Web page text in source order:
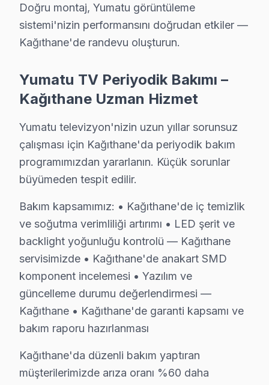
• Yazılım ve güncelleme durumu değerlendirmesi —
• Kağıthane'de garanti kapsamı ve bakım raporu
Kağıthane'da düzenli bakım yaptıran
Kağıthane Yumatu Servis Hizmeti – Yerinde
Kağıthane'de aniden arızalanan Yumatu televizyon
Kağıthane'de yerinde servis avantajları:
• Kağıthane'de yerinde teşhis ve anlık fiyat teklifi
• Kağıthane servisimizde parça onayınız olmadan
• Kağıthane'de sertifikalı teknisyen ile güvenli servis
• Kağıthane'de ek arıza çıkması halinde bilgilendirme
Kağıthane'da Yumatu yetkili servis kalitesinde hizmet
Yumatu Parça Kalitesi – Kağıthane
Kağıthane'da Yumatu TV Tamir Ücretleri –
Kağıthane'de Yumatu LED TV tamir maliyetini merak
• LED backlight tamiri: ₺500 – ₺2.000
Doğru montaj, Yumatu görüntüleme
sistemi'nizin performansını doğrudan etkiler —
Kağıthane'de randevu oluşturun.
Yumatu TV Periyodik Bakımı –
Kağıthane Uzman Hizmet
Yumatu televizyon'nizin uzun yıllar sorunsuz
çalışması için Kağıthane'da periyodik bakım
programımızdan yararlanın. Küçük sorunlar
büyümeden tespit edilir.
Bakım kapsamımız: • Kağıthane'de iç temizlik
ve soğutma verimliliği artırımı • LED şerit ve
backlight yoğunluğu kontrolü — Kağıthane
servisimizde • Kağıthane'de anakart SMD
komponent incelemesi • Yazılım ve
güncelleme durumu değerlendirmesi —
Kağıthane • Kağıthane'de garanti kapsamı ve
bakım raporu hazırlanması
Kağıthane'da düzenli bakım yaptıran
müşterilerimizde arıza oranı %60 daha